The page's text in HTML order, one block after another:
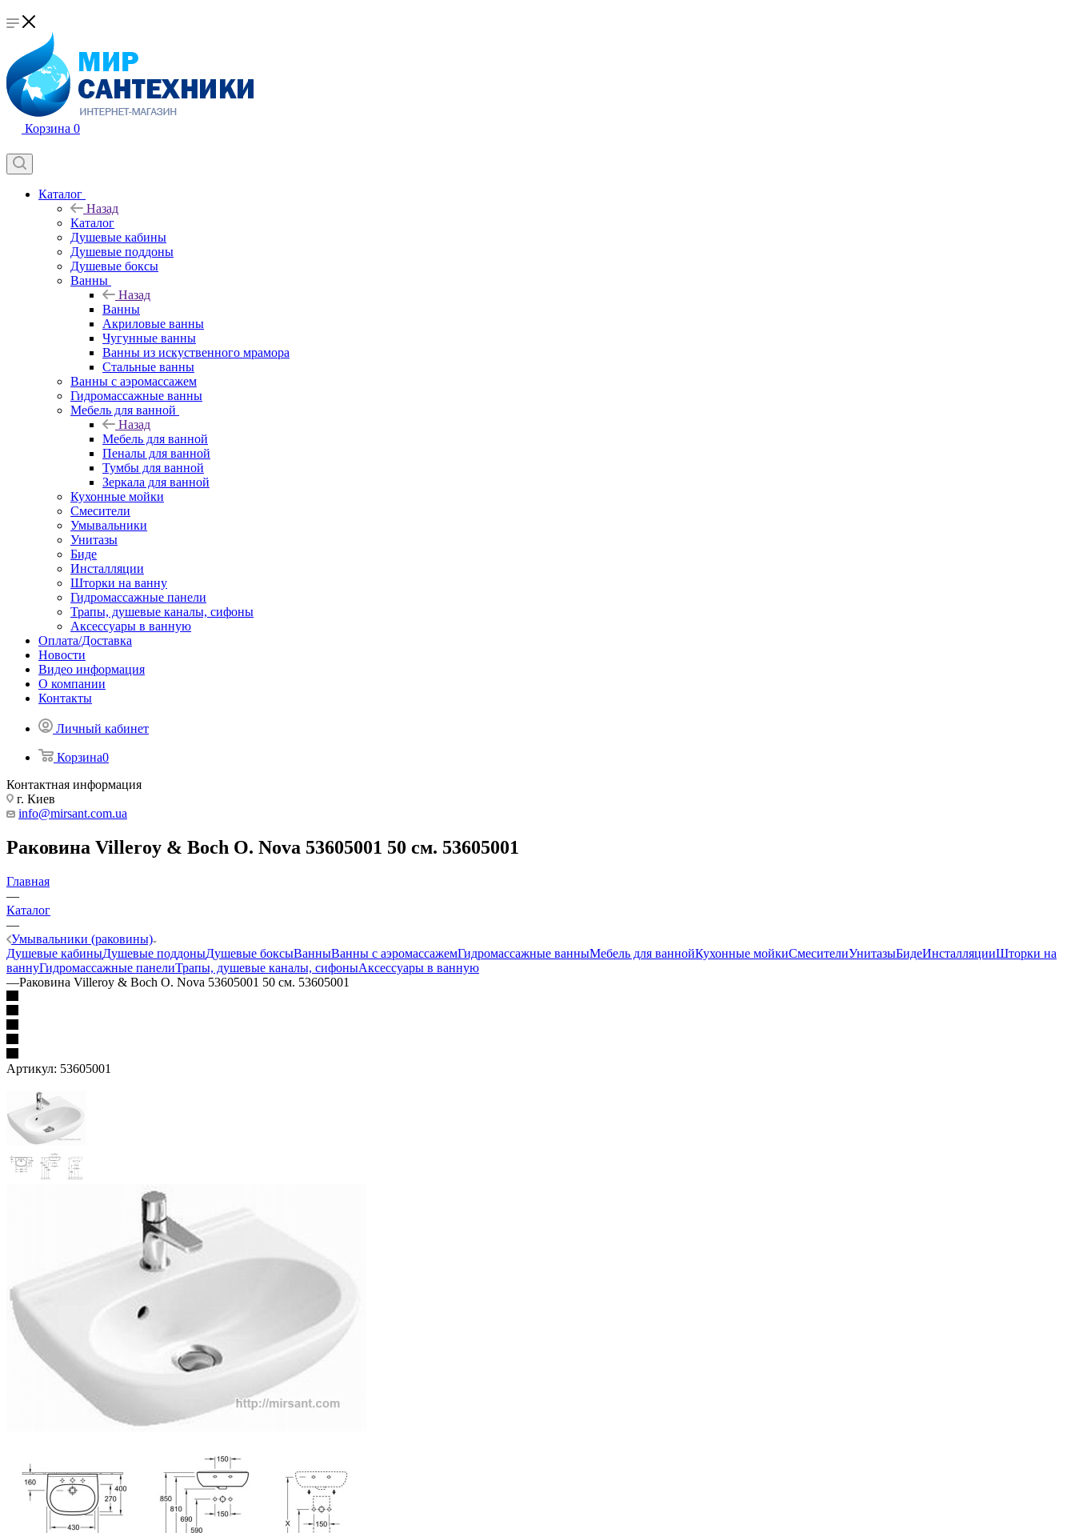
Корзина 0
Каталог
Назад
Каталог
Душевые кабины
Душевые поддоны
Душевые боксы
Ванны
Назад
Ванны
Акриловые ванны
Чугунные ванны
Ванны из искуственного мрамора
Стальные ванны
Ванны с аэромассажем
Гидромассажные ванны
Мебель для ванной
Назад
Мебель для ванной
Пеналы для ванной
Тумбы для ванной
Зеркала для ванной
Кухонные мойки
Смесители
Умывальники
Унитазы
Биде
Инсталляции
Шторки на ванну
Гидромассажные панели
Трапы, душевые каналы, сифоны
Аксессуары в ванную
Оплата/Доставка
Новости
Видео информация
О компании
Контакты
Личный кабинет
Корзина0
Контактная информация
г. Киев
info@mirsant.com.ua
Раковина Villeroy & Boch O. Nova 53605001 50 см. 53605001
Главная
—
Каталог
—
Умывальники (раковины)
Душевые кабиныДушевые поддоныДушевые боксыВанныВанны с аэромассажемГидромассажные ванныМебель для ваннойКухонные мойкиСмесителиУнитазыБидеИнсталляцииШторки на
ваннуГидромассажные панелиТрапы, душевые каналы, сифоныАксессуары в ванную
—Раковина Villeroy & Boch O. Nova 53605001 50 см. 53605001
Артикул: 53605001